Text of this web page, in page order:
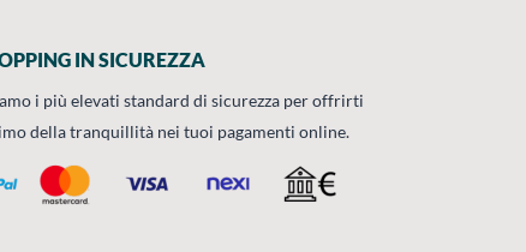
IN SICUREZZA
i più elevati standard di sicurezza per offrirti
della tranquillità nei tuoi pagamenti online.